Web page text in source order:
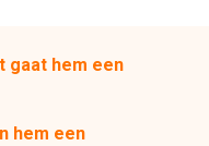
gaat hem een
hem een